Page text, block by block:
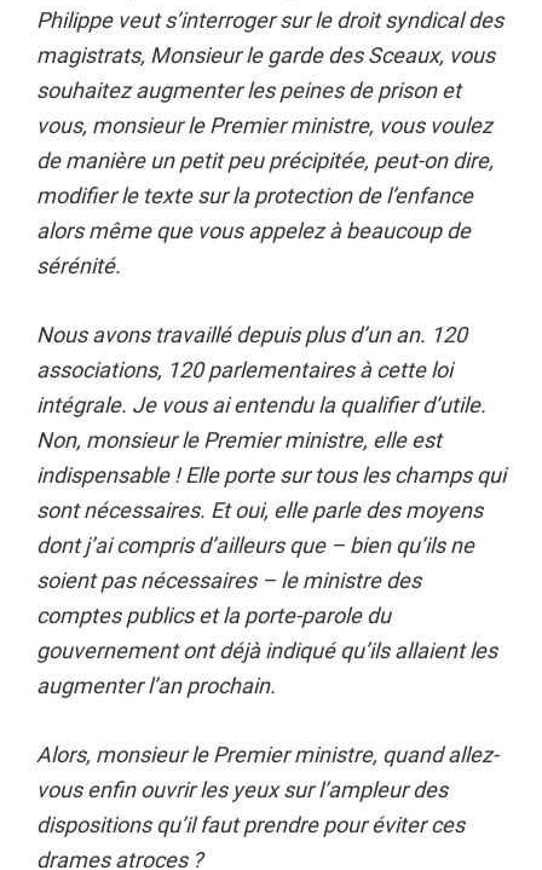
Philippe veut s’interroger sur le droit syndical des
magistrats, Monsieur le garde des Sceaux, vous
souhaitez augmenter les peines de prison et
vous, monsieur le Premier ministre, vous voulez
de manière un petit peu précipitée, peut-on dire,
modifier le texte sur la protection de l’enfance
alors même que vous appelez à beaucoup de
sérénité.
Nous avons travaillé depuis plus d’un an. 120
associations, 120 parlementaires à cette loi
intégrale. Je vous ai entendu la qualifier d’utile.
Non, monsieur le Premier ministre, elle est
indispensable ! Elle porte sur tous les champs qui
sont nécessaires. Et oui, elle parle des moyens
dont j’ai compris d’ailleurs que – bien qu’ils ne
soient pas nécessaires – le ministre des
comptes publics et la porte-parole du
gouvernement ont déjà indiqué qu’ils allaient les
augmenter l’an prochain.
Alors, monsieur le Premier ministre, quand allez-
vous enfin ouvrir les yeux sur l’ampleur des
dispositions qu’il faut prendre pour éviter ces
drames atroces ?